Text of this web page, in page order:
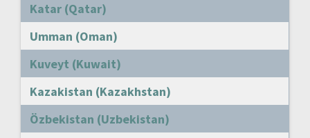
Katar (Qatar)
Umman (Oman)
Kuveyt (Kuwait)
Kazakistan (Kazakhstan)
Özbekistan (Uzbekistan)